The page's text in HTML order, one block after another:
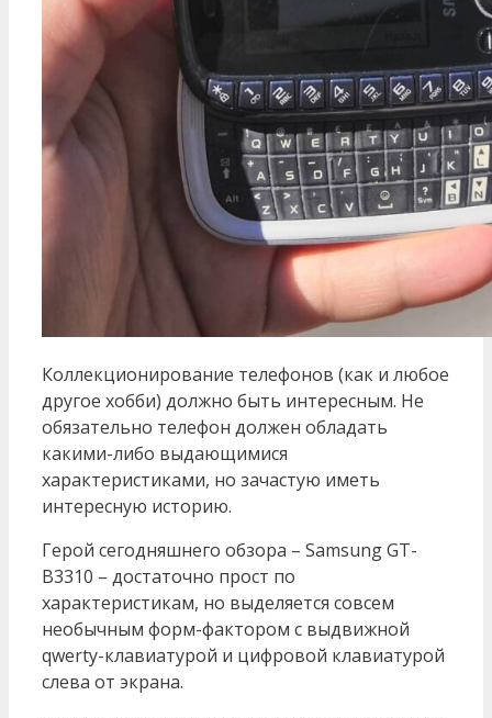
Коллекционирование телефонов (как и любое
другое хобби) должно быть интересным. Не
обязательно телефон должен обладать
какими-либо выдающимися
характеристиками, но зачастую иметь
интересную историю.
Герой сегодняшнего обзора – Samsung GT-
B3310 – достаточно прост по
характеристикам, но выделяется совсем
необычным форм-фактором с выдвижной
qwerty-клавиатурой и цифровой клавиатурой
слева от экрана.